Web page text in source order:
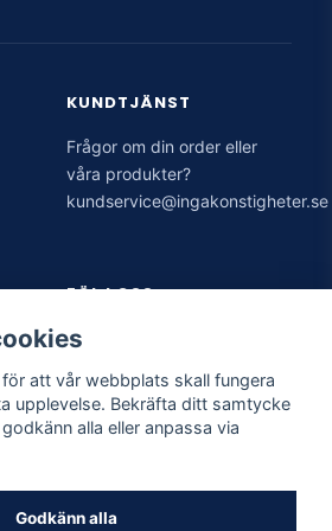
det i foam lance?
mot befintlig
formulerat just för att fungera
coating och förstärker den utan
KUNDTJÄNST
Frågor om din order eller
våra produkter?
kundservice@ingakonstigheter.se
FÖLJ OSS
att vår webbplats skall fungera
upplevelse. Bekräfta ditt samtycke
alla eller anpassa via
Godkänn alla